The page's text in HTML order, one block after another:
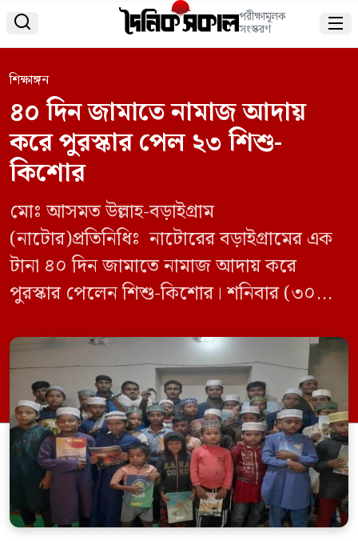
 পরীক্ষামূলক
সংস্করণ 
শিক্ষাঙ্গন
৪০ দিন জামাতে নামাজ আদায়
করে পুরস্কার পেল ২৩ শিশু-
কিশোর
মোঃ আসমত উল্লাহ-বড়াইগ্রাম
(নাটোর)প্রতিনিধিঃ নাটোরের বড়াইগ্রামের এক
টানা ৪০ দিন জামাতে নামাজ আদায় করে
পুরস্কার পেলেন শিশু-কিশোর। শনিবার (৩০
পাড়া বাইতুন নূর জামে মসজিদে যুব সমাজের
উদ্যোগে এ পুরস্কার বিতরণ করা হয়। এসময়ে
বাংলাদেশ ইসলামী ছাত্রশিবির বড়াইগ্রাম
উপজেলা শাখা সভাপতি নাজমুল হোসেন, জেলা
বাইতুল মাল ইকবাল হোসেন, বড়াইগ্রাম ইউনিয়ন
[…]